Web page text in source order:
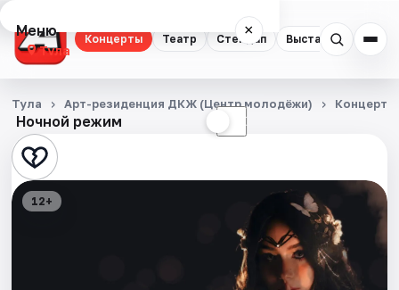
Концерты Театр Стендап Выставки
Меню ×
Тула
Концерты
Театр
Стендап
Ночной режим ☾
Тула Арт-резиденция ДКЖ (Центр молодёжи) Концерты
12+